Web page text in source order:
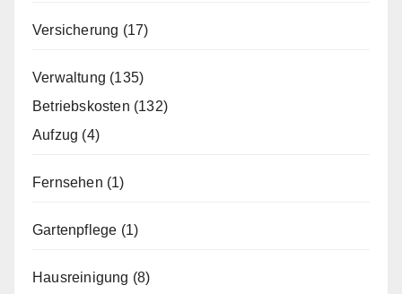
Versicherung (17)
Verwaltung (135)
Betriebskosten (132)
Aufzug (4)
Fernsehen (1)
Gartenpflege (1)
Hausreinigung (8)